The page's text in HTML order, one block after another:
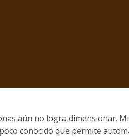
aún no logra dimensionar.
conocido que permite